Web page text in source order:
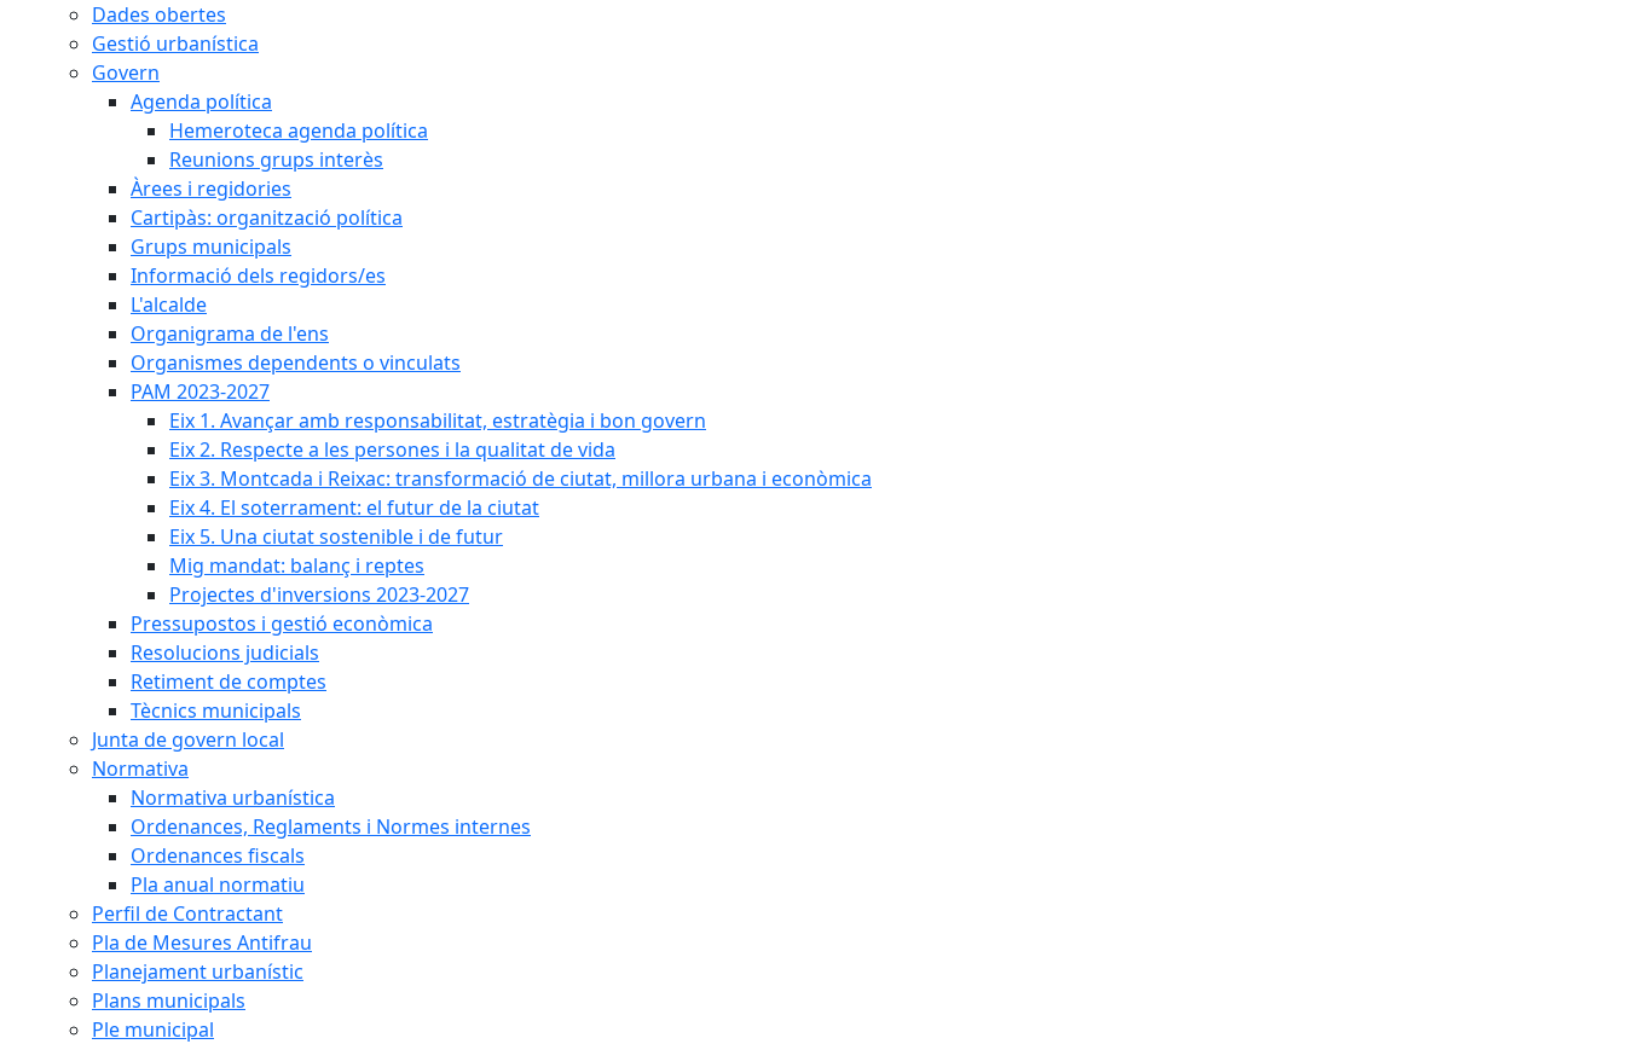
Dades obertes
Gestió urbanística
Govern
Agenda política
Hemeroteca agenda política
Reunions grups interès
Àrees i regidories
Cartipàs: organització política
Grups municipals
Informació dels regidors/es
L'alcalde
Organigrama de l'ens
Organismes dependents o vinculats
PAM 2023-2027
Eix 1. Avançar amb responsabilitat, estratègia i bon govern
Eix 2. Respecte a les persones i la qualitat de vida
Eix 3. Montcada i Reixac: transformació de ciutat, millora urbana i econòmica
Eix 4. El soterrament: el futur de la ciutat
Eix 5. Una ciutat sostenible i de futur
Mig mandat: balanç i reptes
Projectes d'inversions 2023-2027
Pressupostos i gestió econòmica
Resolucions judicials
Retiment de comptes
Tècnics municipals
Junta de govern local
Normativa
Normativa urbanística
Ordenances, Reglaments i Normes internes
Ordenances fiscals
Pla anual normatiu
Perfil de Contractant
Pla de Mesures Antifrau
Planejament urbanístic
Plans municipals
Ple municipal